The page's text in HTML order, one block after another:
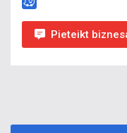
Pieteikt